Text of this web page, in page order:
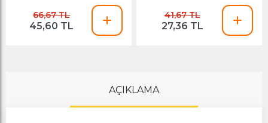
66,67 TL
45,60 TL
41,67 TL
27,36 TL
AÇIKLAMA